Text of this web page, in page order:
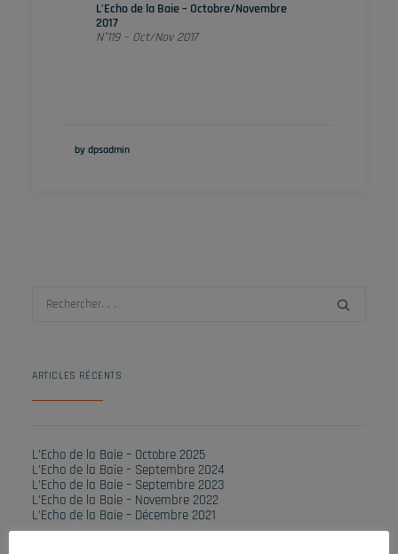
L’Echo de la Baie – Octobre/Novembre
2017
N°119 – Oct/Nov 2017
by dpsadmin
ARTICLES RÉCENTS
L’Echo de la Baie – Octobre 2025
L’Echo de la Baie – Septembre 2024
L’Echo de la Baie – Septembre 2023
L’Echo de la Baie – Novembre 2022
L’Echo de la Baie – Décembre 2021